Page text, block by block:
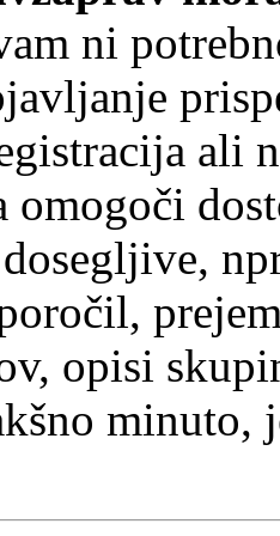
ni
ali
omogoči
opisi
minuto,